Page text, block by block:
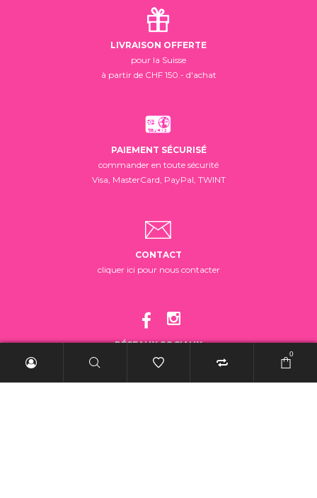
LIVRAISON OFFERTE
pour la Suisse
à partir de CHF 150.- d'achat
PAIEMENT SÉCURISÉ
commander en toute sécurité
Visa, MasterCard, PayPal, TWINT
CONTACT
cliquer ici pour nous contacter
RÉSEAUX SOCIAUX
suivez-nous!
0